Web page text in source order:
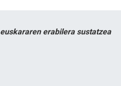
erabilera sustatzea